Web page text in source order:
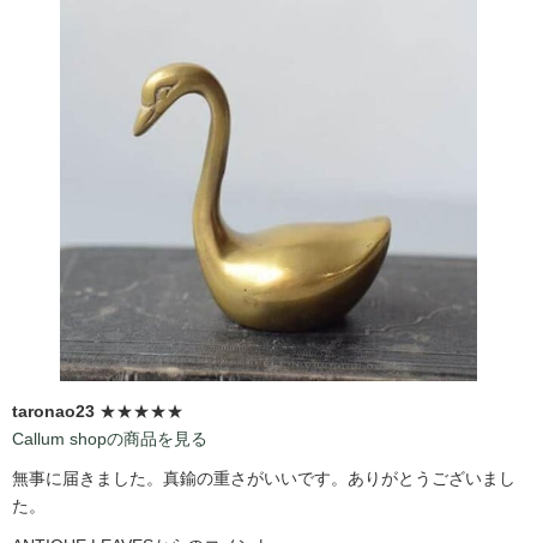
taronao23 ★★★★★
Callum shopの商品を見る
無事に届きました。真鍮の重さがいいです。ありがとうございまし
た。